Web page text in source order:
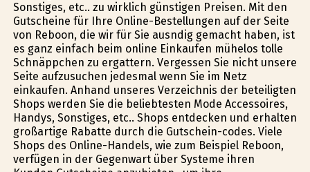
Sonstiges, etc.. zu wirklich günstigen Preisen. Mit den
Gutscheine für Ihre Online-Bestellungen auf der Seite
von Reboon, die wir für Sie ausfindig gemacht haben, ist
es ganz einfach beim online Einkaufen mühelos tolle
Schnäppchen zu ergattern. Vergessen Sie nicht unsere
Seite aufzusuchen jedesmal wenn Sie im Netz
einkaufen. Anhand unseres Verzeichnis der beteiligten
Shops werden Sie die beliebtesten Mode Accessoires,
Handys, Sonstiges, etc.. Shops entdecken und erhalten
großartige Rabatte durch die Gutschein-codes. Viele
Shops des Online-Handels, wie zum Beispiel Reboon,
verfügen in der Gegenwart über Systeme ihren